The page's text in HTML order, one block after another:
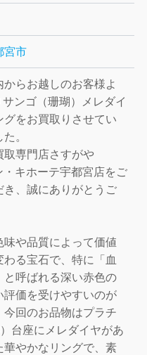
宮市
からお越しのお客様よ
サンゴ（珊瑚）メレダイ
グをお買取りさせてい
。
取専門店さすがや
・キホーテ宇都宮店をご
き、誠にありがとうご
味や品質によって価値
わる宝石で、特に「血
と呼ばれる深い赤色の
評価を受けやすいのが
今回のお品物はプラチ
台座にメレダイヤがあ
華やかなリングで、素